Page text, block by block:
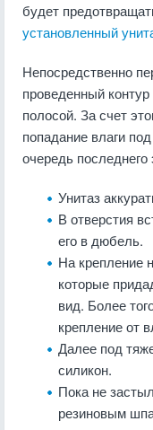
будет
установленный
Непосредственно
проведенный
полосой. За счет
попадание влаги
очередь
Унитаз
В отверстия
его в дюбель.
На крепление
которые
вид. Более
крепление от
Далее под
силикон.
Пока не
резиновым